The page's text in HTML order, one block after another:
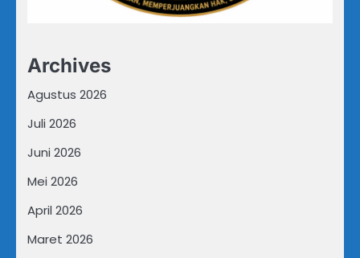
Archives
Agustus 2026
Juli 2026
Juni 2026
Mei 2026
April 2026
Maret 2026